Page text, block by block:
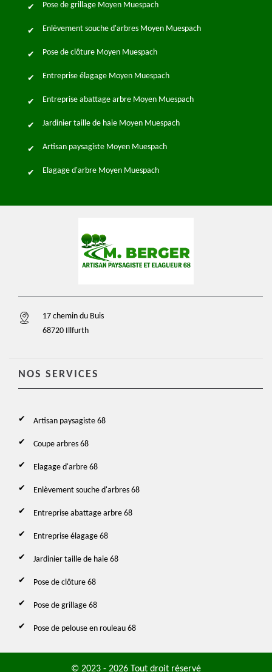
Pose de grillage Moyen Muespach
Enlèvement souche d'arbres Moyen Muespach
Pose de clôture Moyen Muespach
Entreprise élagage Moyen Muespach
Entreprise abattage arbre Moyen Muespach
Jardinier taille de haie Moyen Muespach
Artisan paysagiste Moyen Muespach
Elagage d'arbre Moyen Muespach
17 chemin du Buis
68720 Illfurth
NOS SERVICES
Artisan paysagiste 68
Coupe arbres 68
Elagage d'arbre 68
Enlèvement souche d'arbres 68
Entreprise abattage arbre 68
Entreprise élagage 68
Jardinier taille de haie 68
Pose de clôture 68
Pose de grillage 68
Pose de pelouse en rouleau 68
© 2023 - 2026 Tout droit réservé